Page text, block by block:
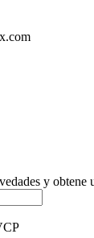
y obtene